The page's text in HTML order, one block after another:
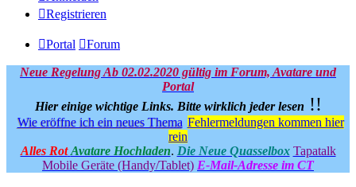
Registrieren
Portal Forum
Neue Regelung Ab 02.02.2020 gültig im Forum, Avatare und
Portal
Hier einige wichtige Links. Bitte wirklich jeder lesen !!
Wie eröffne ich ein neues Thema Fehlermeldungen kommen hier
rein
Alles Rot Avatare Hochladen. Die Neue Quasselbox Tapatalk
Mobile Geräte (Handy/Tablet) E-Mail-Adresse im CT